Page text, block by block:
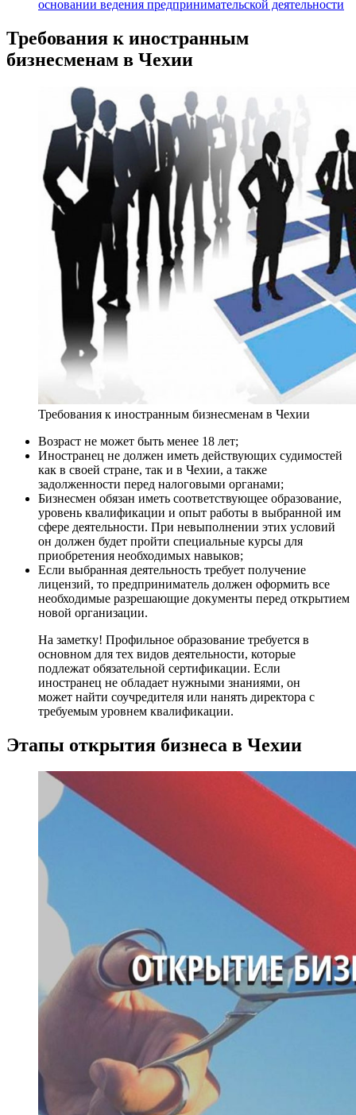
основании ведения предпринимательской деятельности
Требования к иностранным
бизнесменам в Чехии
Требования к иностранным бизнесменам в Чехии
Возраст не может быть менее 18 лет;
Иностранец не должен иметь действующих судимостей
как в своей стране, так и в Чехии, а также
задолженности перед налоговыми органами;
Бизнесмен обязан иметь соответствующее образование,
уровень квалификации и опыт работы в выбранной им
сфере деятельности. При невыполнении этих условий
он должен будет пройти специальные курсы для
приобретения необходимых навыков;
Если выбранная деятельность требует получение
лицензий, то предприниматель должен оформить все
необходимые разрешающие документы перед открытием
новой организации.
На заметку! Профильное образование требуется в
основном для тех видов деятельности, которые
подлежат обязательной сертификации. Если
иностранец не обладает нужными знаниями, он
может найти соучредителя или нанять директора с
требуемым уровнем квалификации.
Этапы открытия бизнеса в Чехии